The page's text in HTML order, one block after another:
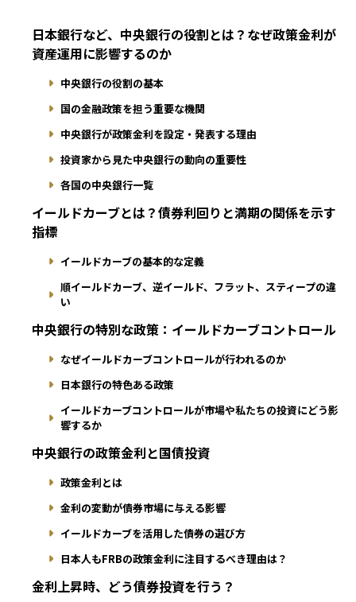
日本銀行など、中央銀行の役割とは？なぜ政策金利が
資産運用に影響するのか
中央銀行の役割の基本
国の金融政策を担う重要な機関
中央銀行が政策金利を設定・発表する理由
投資家から見た中央銀行の動向の重要性
各国の中央銀行一覧
イールドカーブとは？債券利回りと満期の関係を示す
指標
イールドカーブの基本的な定義
順イールドカーブ、逆イールド、フラット、スティープの違
い
中央銀行の特別な政策：イールドカーブコントロール
なぜイールドカーブコントロールが行われるのか
日本銀行の特色ある政策
イールドカーブコントロールが市場や私たちの投資にどう影
響するか
中央銀行の政策金利と国債投資
政策金利とは
金利の変動が債券市場に与える影響
イールドカーブを活用した債券の選び方
日本人もFRBの政策金利に注目するべき理由は？
金利上昇時、どう債券投資を行う？